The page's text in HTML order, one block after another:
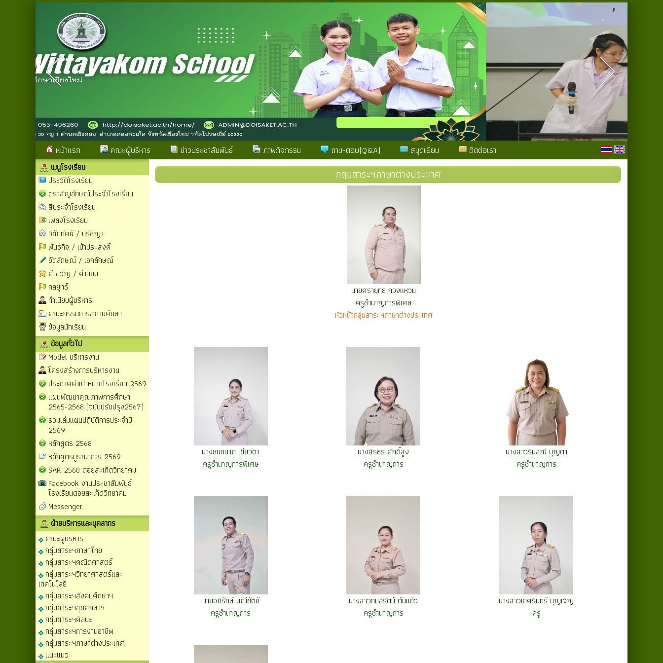
หน้าแรก คณะผู้บริหาร ข่าวประชาสัมพันธ์ ภาพกิจกรรม ถาม-ตอบ(Q&A) สมุดเยี่ยม ติดต่อเรา
เมนูโรงเรียน
ประวัติโรงเรียน
ตราสัญลักษณ์ประจำโรงเรียน
สีประจำโรงเรียน
เพลงโรงเรียน
วิสัยทัศน์ / ปรัชญา
พันธกิจ / เป้าประสงค์
อัตลักษณ์ / เอกลักษณ์
คำขวัญ / ค่านิยม
กลยุทธ์
ทำเนียบผู้บริหาร
คณะกรรมการสถานศึกษา
ข้อมูลนักเรียน
ข้อมูลทั่วไป
Model บริหารงาน
โครงสร้างการบริหารงาน
ประกาศค่าเป้าหมายโรงเรียน 2569
แผนพัฒนาคุณภาพการศึกษา
2565-2568 (ฉบับปรับปรุง2567)
รวมเล่มแผนปฏิบัติการประจำปี
2569
หลักสูตร 2568
หลักสูตรบูรณาการ 2569
SAR 2568 ดอยสะเก็ดวิทยาคม
Facebook งานประชาสัมพันธ์
โรงเรียนดอยสะเก็ดวิทยาคม
Messenger
ฝ่ายบริหารและบุคลากร
คณะผู้บริหาร
กลุ่มสาระฯภาษาไทย
กลุ่มสาระฯคณิตศาสตร์
กลุ่มสาระฯวิทยาศาสตร์และ
เทคโนโลยี
กลุ่มสาระฯสังคมศึกษาฯ
กลุ่มสาระฯสุขศึกษาฯ
กลุ่มสาระฯศิลปะ
กลุ่มสาระฯการงานอาชีพ
กลุ่มสาระฯภาษาต่างประเทศ
แนะแนว
กลุ่มสาระฯภาษาต่างประเทศ
นายศรายุทธ กวงแหวน
ครูชำนาญการพิเศษ
หัวหน้ากลุ่มสาระฯภาษาต่างประเทศ
นางชนกนาถ เขียวตา
ครูชำนาญการพิเศษ
นางสิรธร ศักดิ์สูง
ครูชำนาญการ
นางสาวรินลณี บุญตา
ครูชำนาญการ
นายอภิรักษ์ มณีขัติย์
ครูชำนาญการ
นางสาวกมลรัตน์ ตันแก้ว
ครูชำนาญการ
นางสาวเกศรินทร์ บุญเจิญ
ครู